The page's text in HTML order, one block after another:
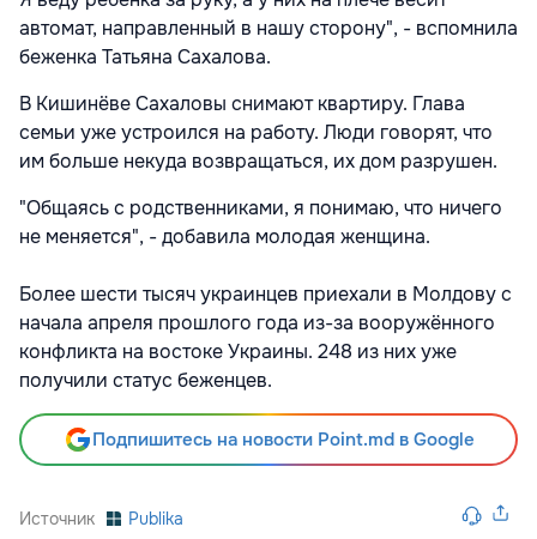
автомат, направленный в нашу сторону", - вспомнила
беженка Татьяна Сахалова.
В Кишинёве Сахаловы снимают квартиру. Глава
семьи уже устроился на работу. Люди говорят, что
им больше некуда возвращаться, их дом разрушен.
"Общаясь с родственниками, я понимаю, что ничего
не меняется", - добавила молодая женщина.
Более шести тысяч украинцев приехали в Молдову с
начала апреля прошлого года из-за вооружённого
конфликта на востоке Украины. 248 из них уже
получили статус беженцев.
Подпишитесь на новости Point.md в Google
Источник Publika